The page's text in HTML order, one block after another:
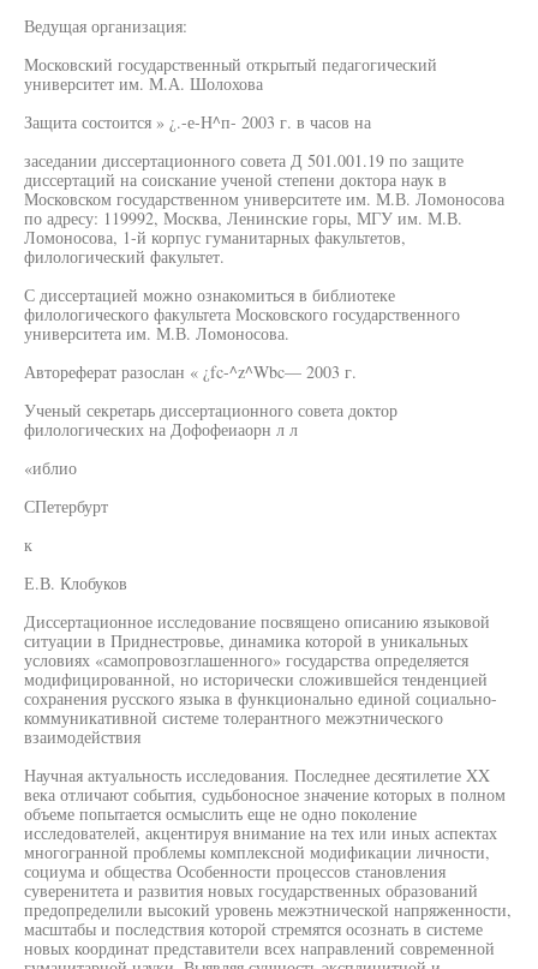
Ведущая организация:
Московский государственный открытый педагогический
университет им. М.А. Шолохова
Защита состоится » ¿.-е-Н^п- 2003 г. в часов на
заседании диссертационного совета Д 501.001.19 по защите
диссертаций на соискание ученой степени доктора наук в
Московском государственном университете им. М.В. Ломоносова
по адресу: 119992, Москва, Ленинские горы, МГУ им. М.В.
Ломоносова, 1-й корпус гуманитарных факультетов,
филологический факультет.
С диссертацией можно ознакомиться в библиотеке
филологического факультета Московского государственного
университета им. М.В. Ломоносова.
Автореферат разослан « ¿fc-^z^Wbc— 2003 г.
Ученый секретарь диссертационного совета доктор
филологических на Дофофеиаорн л л
«иблио
СПетербурт
к
Е.В. Клобуков
Диссертационное исследование посвящено описанию языковой
ситуации в Приднестровье, динамика которой в уникальных
условиях «самопровозглашенного» государства определяется
модифицированной, но исторически сложившейся тенденцией
сохранения русского языка в функционально единой социально-
коммуникативной системе толерантного межэтнического
взаимодействия
Научная актуальность исследования. Последнее десятилетие XX
века отличают события, судьбоносное значение которых в полном
объеме попытается осмыслить еще не одно поколение
исследователей, акцентируя внимание на тех или иных аспектах
многогранной проблемы комплексной модификации личности,
социума и общества Особенности процессов становления
суверенитета и развития новых государственных образований
предопределили высокий уровень межэтнической напряженности,
масштабы и последствия которой стремятся осознать в системе
новых координат представители всех направлений современной